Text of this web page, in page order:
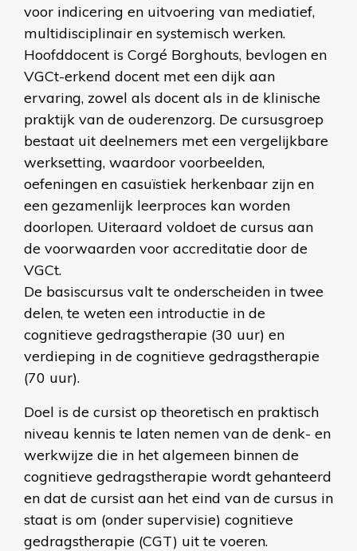
voor indicering en uitvoering van mediatief,
multidisciplinair en systemisch werken.
Hoofddocent is Corgé Borghouts, bevlogen en
VGCt-erkend docent met een dijk aan
ervaring, zowel als docent als in de klinische
praktijk van de ouderenzorg. De cursusgroep
bestaat uit deelnemers met een vergelijkbare
werksetting, waardoor voorbeelden,
oefeningen en casuïstiek herkenbaar zijn en
een gezamenlijk leerproces kan worden
doorlopen. Uiteraard voldoet de cursus aan
de voorwaarden voor accreditatie door de
VGCt.
De basiscursus valt te onderscheiden in twee
delen, te weten een introductie in de
cognitieve gedragstherapie (30 uur) en
verdieping in de cognitieve gedragstherapie
(70 uur).
Doel is de cursist op theoretisch en praktisch
niveau kennis te laten nemen van de denk- en
werkwijze die in het algemeen binnen de
cognitieve gedragstherapie wordt gehanteerd
en dat de cursist aan het eind van de cursus in
staat is om (onder supervisie) cognitieve
gedragstherapie (CGT) uit te voeren.